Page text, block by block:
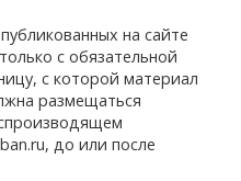
на сайте
с обязательной
с которой материал
размещаться
до или после